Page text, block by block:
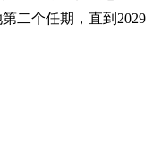
二个任期，直到2029